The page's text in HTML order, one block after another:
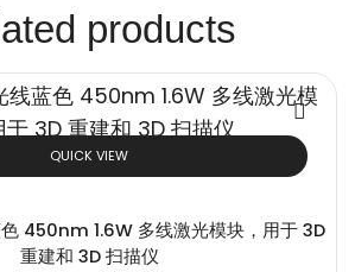
products
QUICK VIEW
450nm 1.6W 多线激光模块，用于 3D
重建和 3D 扫描仪